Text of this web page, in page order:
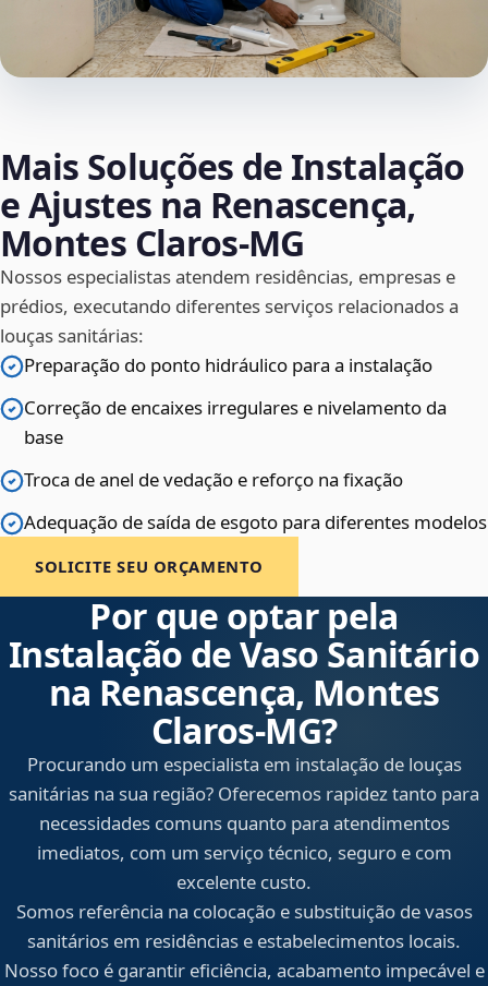
Mais Soluções de Instalação
e Ajustes na Renascença,
Montes Claros‑MG
Nossos especialistas atendem residências, empresas e
prédios, executando diferentes serviços relacionados a
louças sanitárias:
Preparação do ponto hidráulico para a instalação
Correção de encaixes irregulares e nivelamento da
base
Troca de anel de vedação e reforço na fixação
Adequação de saída de esgoto para diferentes modelos
SOLICITE SEU ORÇAMENTO
Por que optar pela
Instalação de Vaso Sanitário
na Renascença, Montes
Claros‑MG?
Procurando um especialista em instalação de louças
sanitárias na sua região? Oferecemos rapidez tanto para
necessidades comuns quanto para atendimentos
imediatos, com um serviço técnico, seguro e com
excelente custo.
Somos referência na colocação e substituição de vasos
sanitários em residências e estabelecimentos locais.
Nosso foco é garantir eficiência, acabamento impecável e